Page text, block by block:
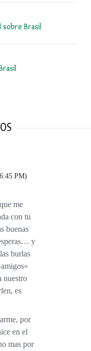
Brasil
PM)
me
con tu
buenas
y
burlas
nuestro
es
por
en el
mas por